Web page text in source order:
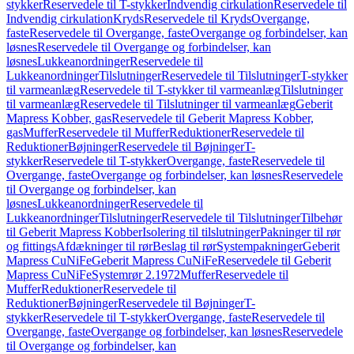
stykkerReservedele til T-stykkerIndvendig cirkulationReservedele til
Indvendig cirkulationKrydsReservedele til KrydsOvergange,
fasteReservedele til Overgange, fasteOvergange og forbindelser, kan
løsnesReservedele til Overgange og forbindelser, kan
løsnesLukkeanordningerReservedele til
LukkeanordningerTilslutningerReservedele til TilslutningerT-stykker
til varmeanlægReservedele til T-stykker til varmeanlægTilslutninger
til varmeanlægReservedele til Tilslutninger til varmeanlægGeberit
Mapress Kobber, gasReservedele til Geberit Mapress Kobber,
gasMufferReservedele til MufferReduktionerReservedele til
ReduktionerBøjningerReservedele til BøjningerT-
stykkerReservedele til T-stykkerOvergange, fasteReservedele til
Overgange, fasteOvergange og forbindelser, kan løsnesReservedele
til Overgange og forbindelser, kan
løsnesLukkeanordningerReservedele til
LukkeanordningerTilslutningerReservedele til TilslutningerTilbehør
til Geberit Mapress KobberIsolering til tilslutningerPakninger til rør
og fittingsAfdækninger til rørBeslag til rørSystempakningerGeberit
Mapress CuNiFeGeberit Mapress CuNiFeReservedele til Geberit
Mapress CuNiFeSystemrør 2.1972MufferReservedele til
MufferReduktionerReservedele til
ReduktionerBøjningerReservedele til BøjningerT-
stykkerReservedele til T-stykkerOvergange, fasteReservedele til
Overgange, fasteOvergange og forbindelser, kan løsnesReservedele
til Overgange og forbindelser, kan